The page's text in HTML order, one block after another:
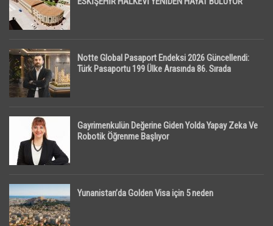
Notte Global Pasaport Endeksi 2026 Güncellendi:
Türk Pasaportu 199 Ülke Arasında 86. Sırada
Gayrimenkulün Değerine Giden Yolda Yapay Zeka Ve
Robotik Öğrenme Başlıyor
Yunanistan’da Golden Visa için 5 neden